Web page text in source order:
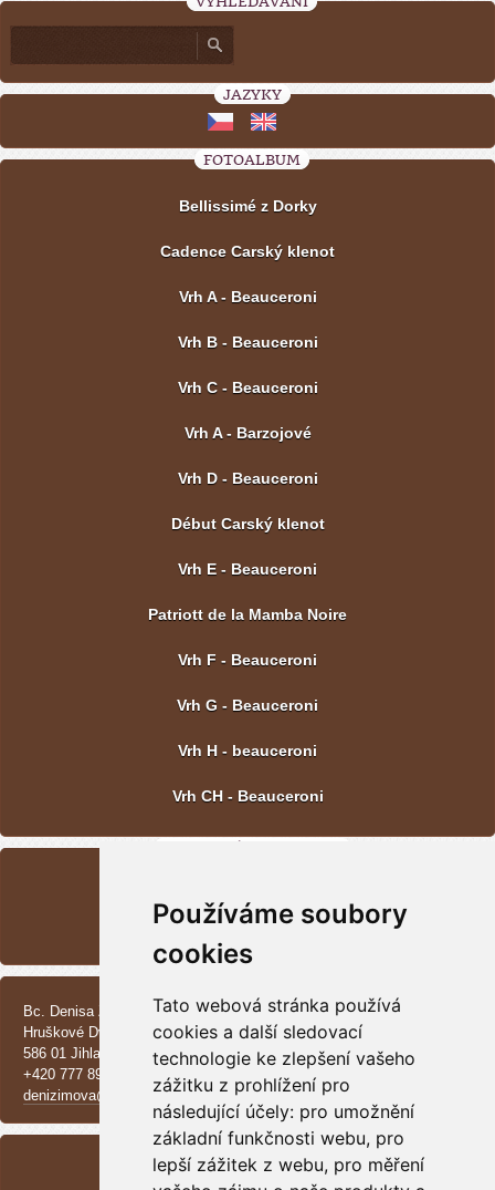
Používáme soubory
cookies
Tato webová stránka používá
cookies a další sledovací
technologie ke zlepšení vašeho
zážitku z prohlížení pro
následující účely: pro umožnění
základní funkčnosti webu, pro
lepší zážitek z webu, pro měření
JAZYKY
FOTOALBUM
Bellissimé z Dorky
Cadence Carský klenot
Vrh A - Beauceroni
Vrh B - Beauceroni
Vrh C - Beauceroni
Vrh A - Barzojové
Vrh D - Beauceroni
Début Carský klenot
Vrh E - Beauceroni
Patriott de la Mamba Noire
Vrh F - Beauceroni
Vrh G - Beauceroni
Vrh H - beauceroni
Vrh CH - Beauceroni
Bc. Denisa Zimová
Hruškové Dvory 370 E
586 01 Jihlava
+420 777 890 137
denizimova@seznam.cz
ARCHIV
<< září / 2025 >>